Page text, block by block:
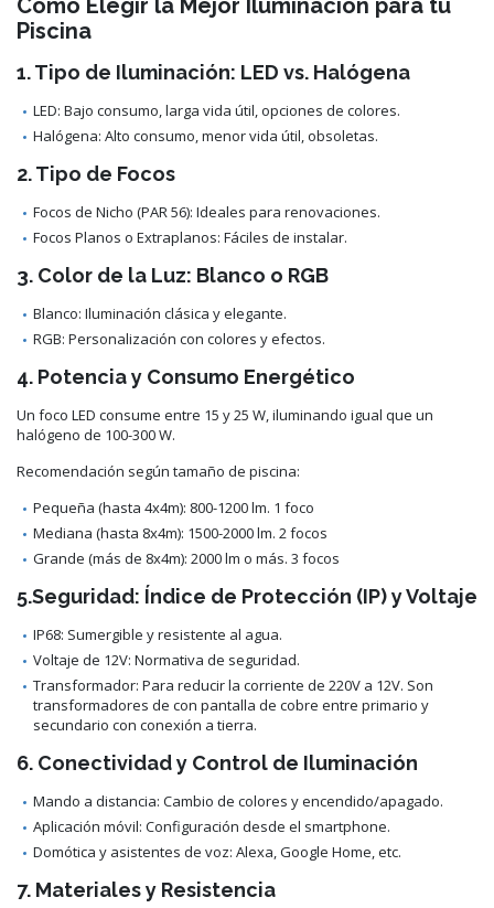
Piscina
1. Tipo de Iluminación: LED vs. Halógena
LED: Bajo consumo, larga vida útil, opciones de colores.
Halógena: Alto consumo, menor vida útil, obsoletas.
2. Tipo de Focos
Focos de Nicho (PAR 56): Ideales para renovaciones.
Focos Planos o Extraplanos: Fáciles de instalar.
3. Color de la Luz: Blanco o RGB
Blanco: Iluminación clásica y elegante.
RGB: Personalización con colores y efectos.
4. Potencia y Consumo Energético
Un foco LED consume entre 15 y 25 W, iluminando igual que un
halógeno de 100-300 W.
Recomendación según tamaño de piscina:
Pequeña (hasta 4x4m): 800-1200 lm. 1 foco
Mediana (hasta 8x4m): 1500-2000 lm. 2 focos
Grande (más de 8x4m): 2000 lm o más. 3 focos
5.Seguridad: Índice de Protección (IP) y Voltaje
IP68: Sumergible y resistente al agua.
Voltaje de 12V: Normativa de seguridad.
Transformador: Para reducir la corriente de 220V a 12V. Son
transformadores de con pantalla de cobre entre primario y
secundario con conexión a tierra.
6. Conectividad y Control de Iluminación
Mando a distancia: Cambio de colores y encendido/apagado.
Aplicación móvil: Configuración desde el smartphone.
Domótica y asistentes de voz: Alexa, Google Home, etc.
7. Materiales y Resistencia